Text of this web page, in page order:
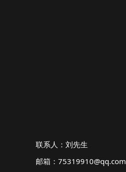
联系人：刘先生
邮箱：75319910@qq.com